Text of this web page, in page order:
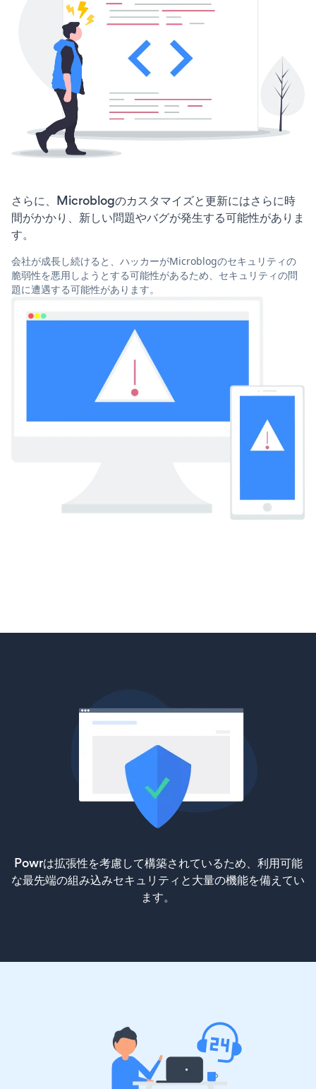
さらに、Microblogのカスタマイズと更新にはさらに時
間がかかり、新しい問題やバグが発生する可能性がありま
す。
会社が成長し続けると、ハッカーがMicroblogのセキュリティの
脆弱性を悪用しようとする可能性があるため、セキュリティの問
題に遭遇する可能性があります。
Powrは拡張性を考慮して構築されているため、利用可能
な最先端の組み込みセキュリティと大量の機能を備えてい
ます。